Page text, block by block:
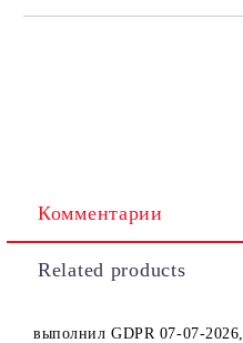
Комментарии
Related products
выполнилGDPR 07-07-2026,